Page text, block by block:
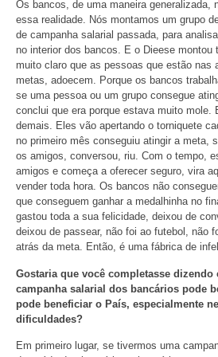
Os bancos, de uma maneira generalizada,
essa realidade. Nós montamos um grupo
de campanha salarial passada, para
no interior dos bancos. E o Dieese
muito claro que as pessoas que estão nas
metas, adoecem. Porque os bancos
se uma pessoa ou um grupo consegue
conclui que era porque estava muito mole.
demais. Eles vão apertando o torniquete
no primeiro mês conseguiu atingir a meta,
os amigos, conversou, riu. Com o tempo,
amigos e começa a oferecer seguro, vira
vender toda hora. Os bancos não
que conseguem ganhar a medalhinha no
gastou toda a sua felicidade, deixou de
deixou de passear, não foi ao futebol, não
atrás da meta. Então, é uma fábrica de
Gostaria que você completasse dizendo
campanha salarial dos bancários pode
pode beneficiar o País, especialmente
dificuldades?
Em primeiro lugar, se tivermos uma